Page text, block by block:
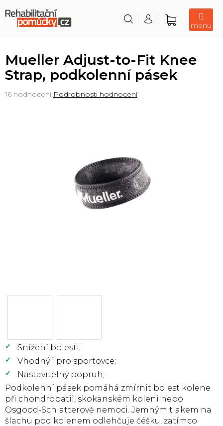
na
obsah
Nákupní
Mueller Adjust-to-Fit Knee
Strap, podkolenní pásek
Průměrné
16 hodnocení Podrobnosti hodnocení
Snížení bolesti;
Vhodný i pro sportovce;
Nastavitelný popruh;
Podkolenní pásek pomáhá zmírnit bolest kolene
při chondropatii, skokanském koleni nebo
Osgood-Schlatterově nemoci. Jemným tlakem na
šlachu pod kolenem odlehčuje čéšku, zatímco